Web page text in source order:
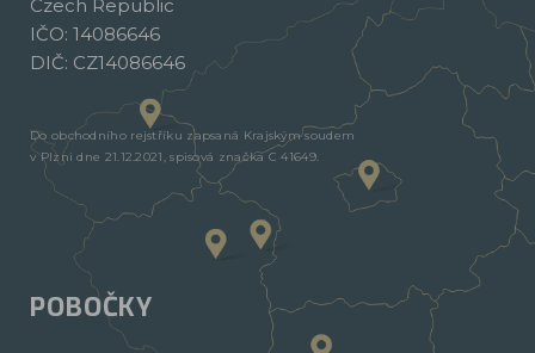
Czech Republic
IČO: 14086646
DIČ: CZ14086646
Do obchodního rejstříku zapsaná Krajským soudem
v Plzni dne 21.12.2021, spisová značka C 41649.
POBOČKY